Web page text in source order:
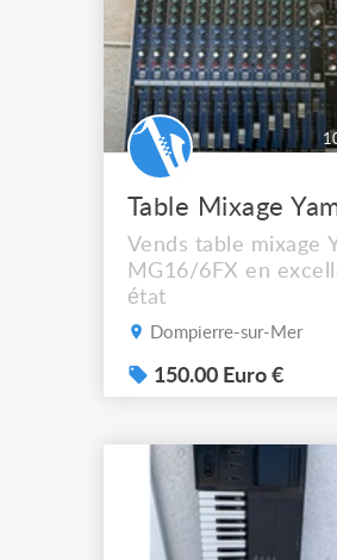
Vends table mixage
MG16/6FX en
état
Dompierre-sur-Mer
150.00 Euro €